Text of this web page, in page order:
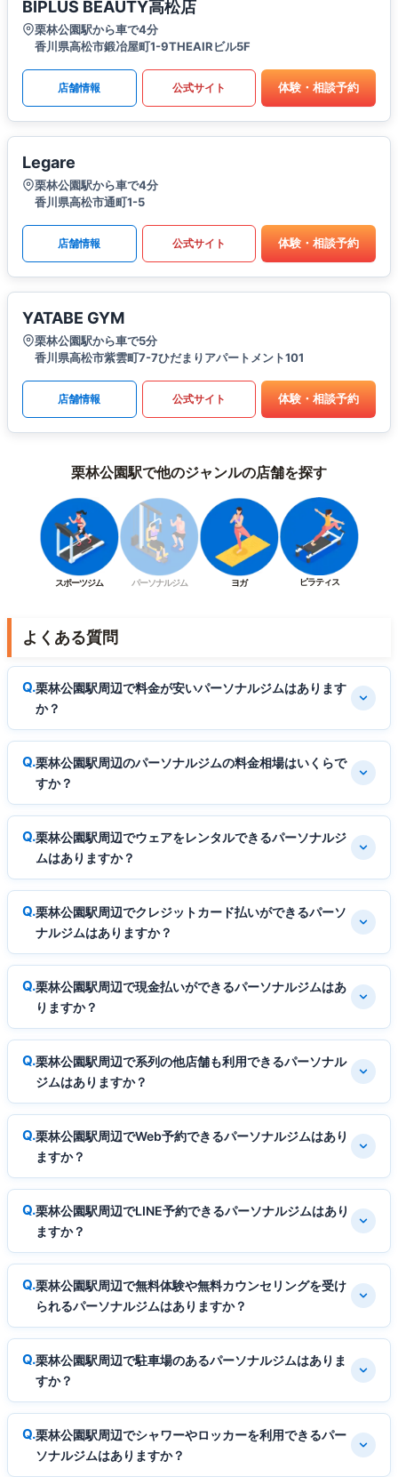
BIPLUS BEAUTY高松店
栗林公園駅から車で4分
香川県高松市鍛冶屋町1-9THEAIRビル5F
店舗情報 公式サイト 体験・相談予約
Legare
栗林公園駅から車で4分
香川県高松市通町1-5
店舗情報 公式サイト 体験・相談予約
YATABE GYM
栗林公園駅から車で5分
香川県高松市紫雲町7-7ひだまりアパートメント101
店舗情報 公式サイト 体験・相談予約
栗林公園駅で他のジャンルの店舗を探す
スポーツジム パーソナルジム ヨガ ピラティス
よくある質問
栗林公園駅周辺で料金が安いパーソナルジムはあります
か？
栗林公園駅周辺のパーソナルジムの料金相場はいくらで
すか？
栗林公園駅周辺でウェアをレンタルできるパーソナルジ
ムはありますか？
栗林公園駅周辺でクレジットカード払いができるパーソ
ナルジムはありますか？
栗林公園駅周辺で現金払いができるパーソナルジムはあ
りますか？
栗林公園駅周辺で系列の他店舗も利用できるパーソナル
ジムはありますか？
栗林公園駅周辺でWeb予約できるパーソナルジムはあり
ますか？
栗林公園駅周辺でLINE予約できるパーソナルジムはあり
ますか？
栗林公園駅周辺で無料体験や無料カウンセリングを受け
られるパーソナルジムはありますか？
栗林公園駅周辺で駐車場のあるパーソナルジムはありま
すか？
栗林公園駅周辺でシャワーやロッカーを利用できるパー
ソナルジムはありますか？